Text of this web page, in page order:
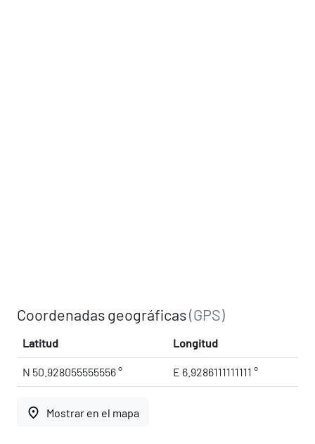
Coordenadas geográficas(GPS)
Latitud Longitud
N 50.928055555556 ° E 6.9286111111111 °
place Mostrar en el mapa